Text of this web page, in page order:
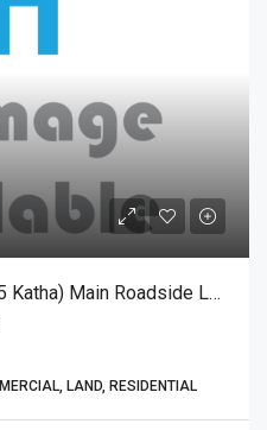
Premium 41.39 Decimal (25 Katha) Main Roadside Land For Sale At Airport Road, Sylhet | সিলেটের এয়ারপোর্ট রোড কালাগুলে ট্রিটপ অ্যাডভেঞ্চার ফার্মের সামনে ৪১.৩৯ শতক রেডি প্লট বিক্রয়
LAND, RESIDENTIAL